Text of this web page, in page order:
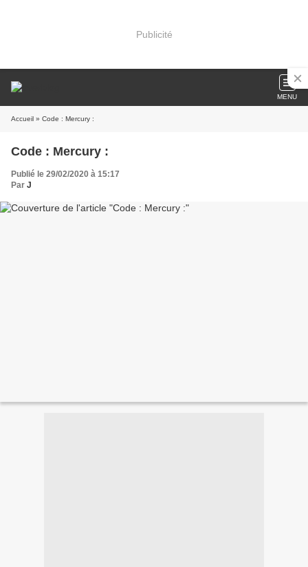
Publicité
MENU
Accueil » Code : Mercury :
Code : Mercury :
Publié le 29/02/2020 à 15:17
Par J